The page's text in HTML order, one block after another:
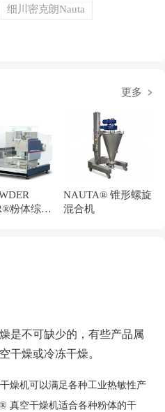
细川密克朗Nauta
更多
粉体综合
NAUTA® 锥形螺旋
混合机
是不可缺少的，有些产品属
干燥或冷冻干燥。
燥机可以满足各种工业热敏性产
真空干燥机适合各种粉体的干